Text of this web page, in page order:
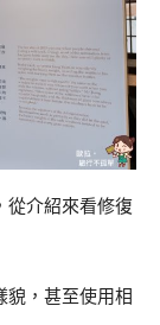
從介紹來看修復
貌，甚至使用相